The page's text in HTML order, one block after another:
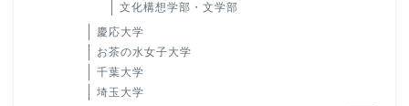
文化構想学部・文学部
慶応大学
お茶の水女子大学
千葉大学
埼玉大学